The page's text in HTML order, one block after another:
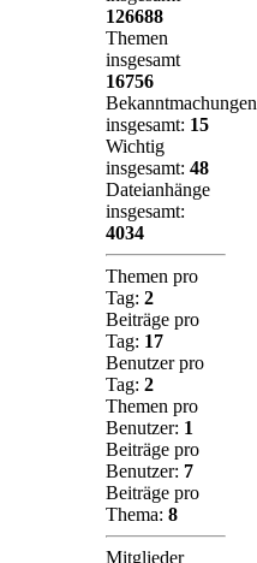
126688
Themen
insgesamt
16756
Bekanntmachungen
insgesamt: 15
Wichtig
insgesamt: 48
Dateianhänge
insgesamt:
4034
Themen pro
Tag: 2
Beiträge pro
Tag: 17
Benutzer pro
Tag: 2
Themen pro
Benutzer: 1
Beiträge pro
Benutzer: 7
Beiträge pro
Thema: 8
Mitglieder